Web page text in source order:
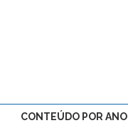
CONTEÚDO POR ANO